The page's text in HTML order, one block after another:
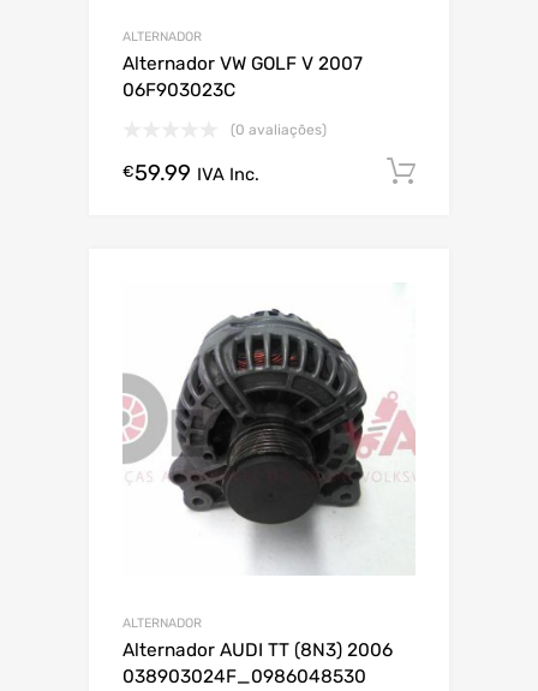
ALTERNADOR
Alternador VW GOLF V 2007
06F903023C
(0 avaliações)
€59.99 IVA Inc.
ALTERNADOR
Alternador AUDI TT (8N3) 2006
038903024F_0986048530